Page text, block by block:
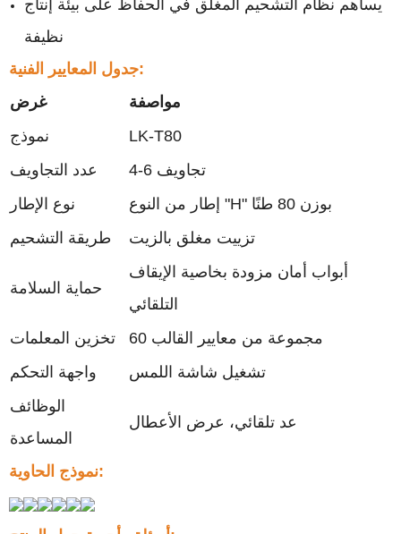
يساهم نظام التشحيم المغلق في الحفاظ على بيئة إنتاج
نظيفة
جدول المعايير الفنية:
غرض
مواصفة
نموذج
LK-T80
عدد التجاويف
4-6 تجاويف
نوع الإطار
إطار من النوع "H" بوزن 80 طنًا
طريقة التشحيم
تزييت مغلق بالزيت
حماية السلامة
أبواب أمان مزودة بخاصية الإيقاف
التلقائي
تخزين المعلمات
60 مجموعة من معايير القالب
واجهة التحكم
تشغيل شاشة اللمس
الوظائف
المساعدة
عد تلقائي، عرض الأعطال
نموذج الحاوية: